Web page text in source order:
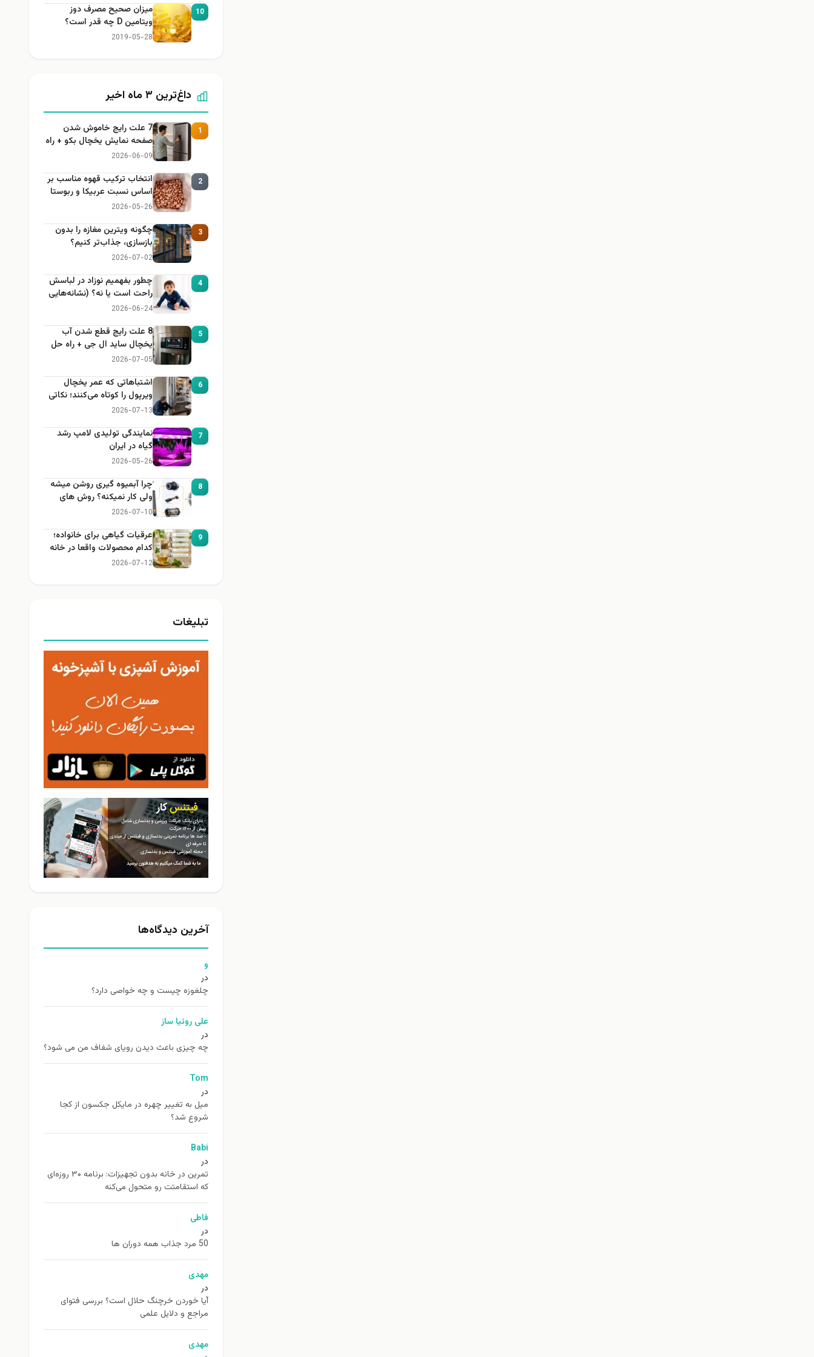
10
میزان صحیح مصرف دوز
ویتامین D چه قدر است؟
2019-05-28
داغ‌ترین ۳ ماه اخیر
1
7 علت رایج خاموش شدن
صفحه نمایش یخچال بکو + راه
حل
2026-06-09
2
انتخاب ترکیب قهوه مناسب بر
اساس نسبت عربیکا و ربوستا
2026-05-26
3
چگونه ویترین مغازه را بدون
بازسازی، جذاب‌تر کنیم؟
2026-07-02
4
چطور بفهمیم نوزاد در لباسش
راحت است یا نه؟ (نشانه‌هایی
که هر مادر باید بداند)
2026-06-24
5
8 علت رایج قطع شدن آب
یخچال ساید ال جی + راه حل
2026-07-05
6
اشتباهاتی که عمر یخچال
ویرپول را کوتاه می‌کنند؛ نکاتی
که باید بدانید
2026-07-13
7
نمایندگی تولیدی لامپ رشد
گیاه در ایران
2026-05-26
8
چرا آبمیوه گیری روشن میشه
ولی کار نمیکنه؟ روش های
عیب یابی
2026-07-10
9
عرقیات گیاهی برای خانواده؛
کدام محصولات واقعا در خانه
کاربرد دارند؟
2026-07-12
تبلیغات
آخرین دیدگاه‌ها
و
در
چلغوزه چیست و چه خواصی دارد؟
علی روئیا ساز
در
چه چیزی باعث دیدن رویای شفاف من می شود؟
Tom
در
ميل به تغيير چهره در مایکل جکسون از كجا
شروع شد؟
Babi
در
تمرین در خانه بدون تجهیزات: برنامه ۳۰ روزه‌ای
که استقامتت رو متحول می‌کنه
فاطی
در
50 مرد جذاب همه دوران ها
مهدی
در
آیا خوردن خرچنگ حلال است؟ بررسی فتوای
مراجع و دلایل علمی
مهدی